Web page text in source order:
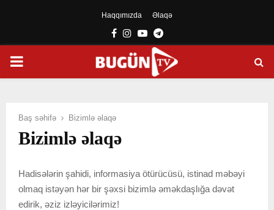
Haqqımızda Əlaqə
Facebook
Instagram
YoutubeTelegram
PRIMARY
Baş səhifə Bizimlə əlaqə
Bizimlə əlaqə
Hadisələrin şahidi, informasiya ötürücüsü, istinad məbəyi
olmaq istəyən hər bir şəxsi bizimlə əməkdaşlığa dəvət
edirik, əziz izləyicilərimiz!